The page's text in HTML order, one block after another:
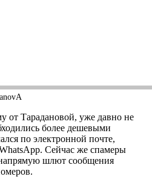
от Тарадановой, уже давно не
более дешевыми
по электронной почте,
Сейчас же спамеры
шлют сообщения